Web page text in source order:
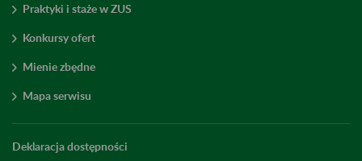
Praktyki i staże w ZUS
Konkursy ofert
Mienie zbędne
Mapa serwisu
Deklaracja dostępności